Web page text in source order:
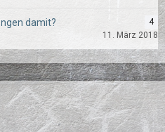
damit?
4
11. März 2018